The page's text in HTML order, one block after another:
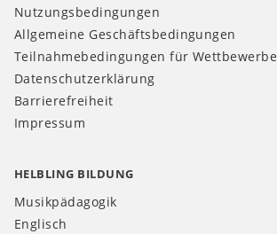
Nutzungsbedingungen
Allgemeine Geschäftsbedingungen
Teilnahmebedingungen für Wettbewerbe
Datenschutzerklärung
Barrierefreiheit
Impressum
HELBLING BILDUNG
Musikpädagogik
Englisch